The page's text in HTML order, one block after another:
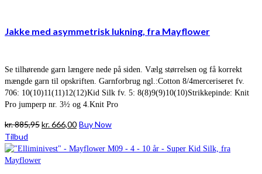
Jakke med asymmetrisk lukning, fra Mayflower
Se tilhørende garn længere nede på siden. Vælg størrelsen og få korrekt
mængde garn til opskriften. Garnforbrug ngl.:Cotton 8/4merceriseret fv.
706: 10(10)11(11)12(12)Kid Silk fv. 5: 8(8)9(9)10(10)Strikkepinde: Knit
Pro jumperp nr. 3½ og 4.Knit Pro
kr.885,95Den
pris
kr.666,00Den
pris
Buy Now
Tilbud